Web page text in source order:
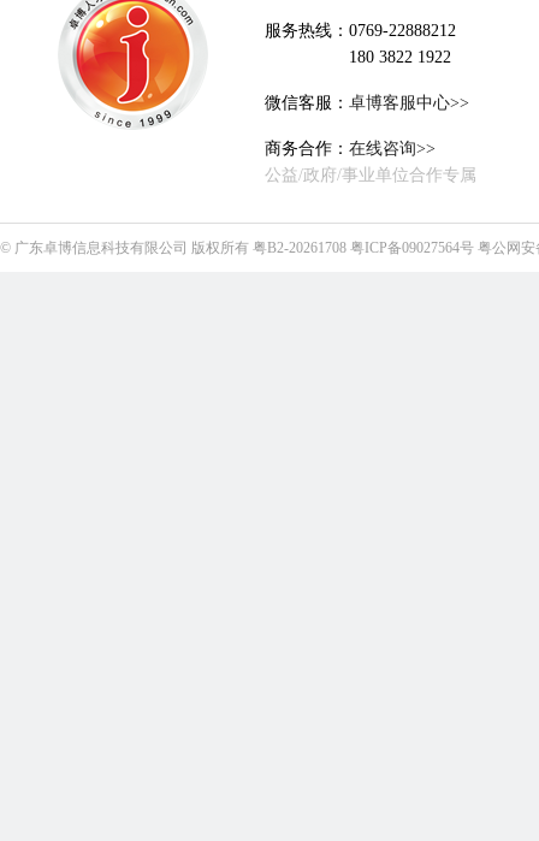
服务热线：0769-22888212
180 3822 1922
微信客服： 卓博客服中心>>
商务合作： 在线咨询>>
公益/政府/事业单位合作专属
© 广东卓博信息科技有限公司 版权所有 粤B2-20261708 粤ICP备09027564号 粤公网安